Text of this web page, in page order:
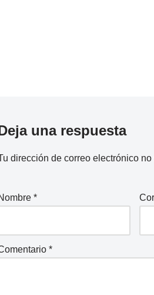
una respuesta
dirección de correo electrónico
*
*